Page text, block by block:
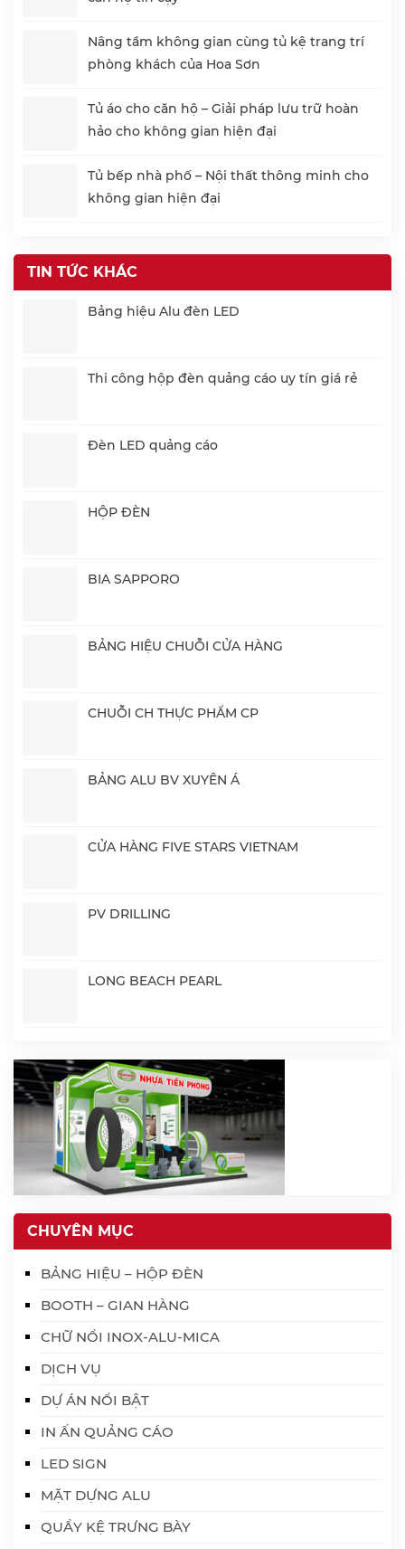
Nâng tầm không gian cùng tủ kệ trang trí
phòng khách của Hoa Sơn
Tủ áo cho căn hộ – Giải pháp lưu trữ hoàn
hảo cho không gian hiện đại
Tủ bếp nhà phố – Nội thất thông minh cho
không gian hiện đại
TIN TỨC KHÁC
Bảng hiệu Alu đèn LED
Thi công hộp đèn quảng cáo uy tín giá rẻ
Đèn LED quảng cáo
HỘP ĐÈN
BIA SAPPORO
BẢNG HIỆU CHUỖI CỬA HÀNG
CHUỖI CH THỰC PHẨM CP
BẢNG ALU BV XUYÊN Á
CỬA HÀNG FIVE STARS VIETNAM
PV DRILLING
LONG BEACH PEARL
CHUYÊN MỤC
BẢNG HIỆU – HỘP ĐÈN
BOOTH – GIAN HÀNG
CHỮ NỔI INOX-ALU-MICA
DỊCH VỤ
DỰ ÁN NỔI BẬT
IN ẤN QUẢNG CÁO
LED SIGN
MẶT DỰNG ALU
QUẦY KỆ TRƯNG BÀY